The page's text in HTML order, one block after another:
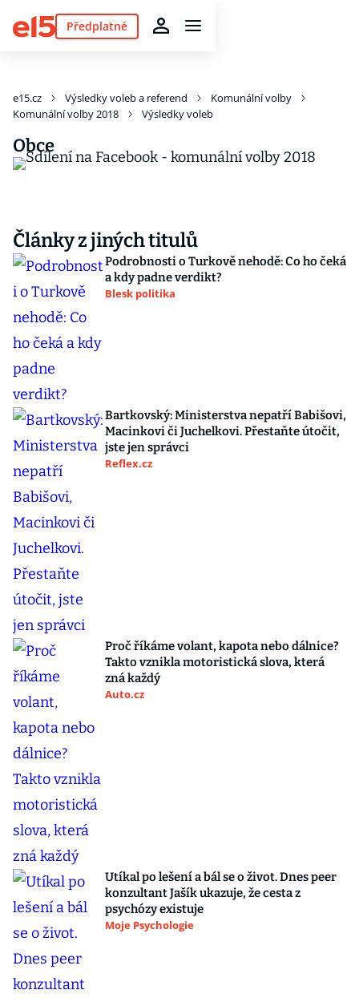
Předplatné
e15.cz Výsledky voleb a referend
Komunální volby
Komunální volby 2018
Výsledky voleb
Obce
Články z jiných titulů
Podrobnosti o Turkově nehodě: Co ho čeká
a kdy padne verdikt?
Blesk politika
Bartkovský: Ministerstva nepatří Babišovi,
Macinkovi či Juchelkovi. Přestaňte útočit,
jste jen správci
Reflex.cz
Proč říkáme volant, kapota nebo dálnice?
Takto vznikla motoristická slova, která
zná každý
Auto.cz
Utíkal po lešení a bál se o život. Dnes peer
konzultant Jašík ukazuje, že cesta z
psychózy existuje
Moje Psychologie